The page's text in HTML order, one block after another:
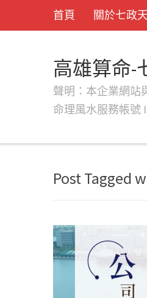
首頁 關於七政
高雄算命-
聲明：本企業網站
命理風水服務帳號
Post Tagged